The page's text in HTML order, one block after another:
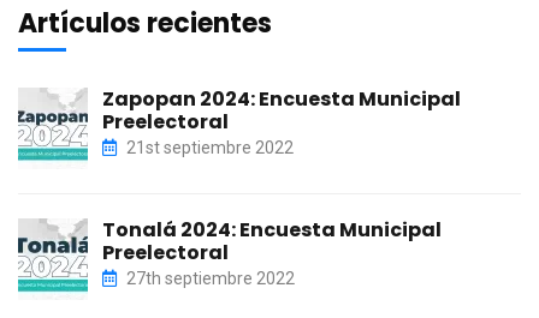
Artículos recientes
Zapopan 2024: Encuesta Municipal
Preelectoral
21st septiembre 2022
Tonalá 2024: Encuesta Municipal
Preelectoral
27th septiembre 2022